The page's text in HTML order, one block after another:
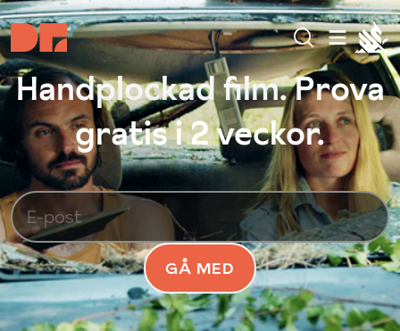
Handplockad film. Prova
gratis i 2 veckor.
GÅ MED